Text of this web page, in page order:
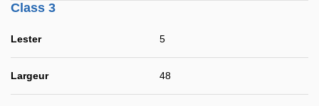
Class 3
Lester 5
Largeur 48